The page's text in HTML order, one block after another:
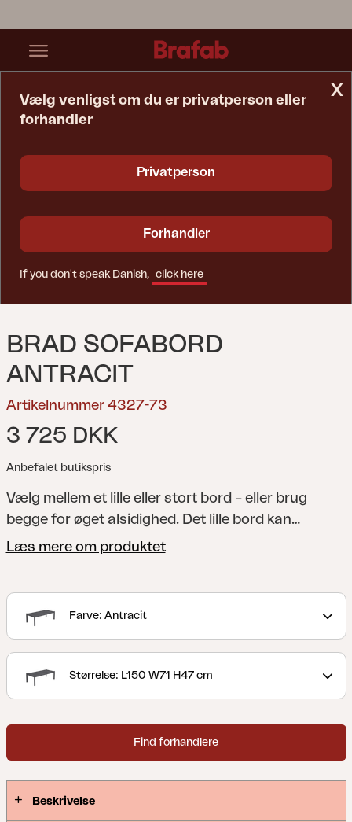
BRAD SOFABORD
ANTRACIT
Artikelnummer 4327-73
3 725 DKK
Anbefalet butikspris
Vælg mellem et lille eller stort bord – eller brug
begge for øget alsidighed. Det lille bord kan
fungere som et sidobord bag sofaen, hvilket
udendørs. Fremstillet med materialer af højeste
og måske endda placere det mindre som en bænk
eller aflastningsflade?! Fås i to farver.
Læs mere om produktet
Farve: Antracit
Størrelse: L150 W71 H47 cm
Find forhandlere
Beskrivelse
x
Vælg venligst om du er privatperson eller
forhandler
Privatperson
Forhandler
If you don't speak Danish, click here